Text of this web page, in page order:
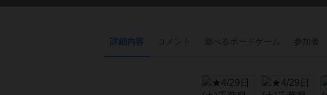
詳細内容